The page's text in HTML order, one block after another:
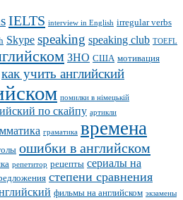
IELTS interview in English irregular verbs
Skype speaking speaking club TOEFL
ЗНО США мотивация
как учить английский
помилки в німецькій
по скайпу артикли
граматика времена
ошибки в английском
репетитор рецепты сериалы на
степени сравнения
фильмы на английском экзамены